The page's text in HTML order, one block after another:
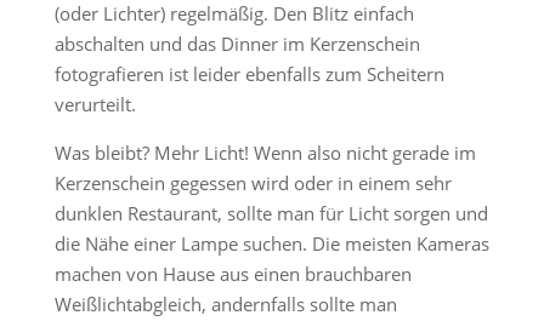
(oder Lichter) regelmäßig. Den Blitz einfach
abschalten und das Dinner im Kerzenschein
fotografieren ist leider ebenfalls zum Scheitern
verurteilt.
Was bleibt? Mehr Licht! Wenn also nicht gerade im
Kerzenschein gegessen wird oder in einem sehr
dunklen Restaurant, sollte man für Licht sorgen und
die Nähe einer Lampe suchen. Die meisten Kameras
machen von Hause aus einen brauchbaren
Weißlichtabgleich, andernfalls sollte man